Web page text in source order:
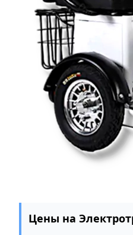
Цены на